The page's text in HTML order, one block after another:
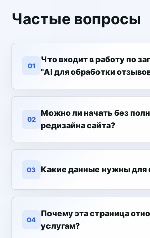
Частые вопросы
01
Что входит в работу по
"AI для обработки
02
Можно ли начать без
редизайна сайта?
03 Какие данные нужны для
04
Почему эта страница
услугам?